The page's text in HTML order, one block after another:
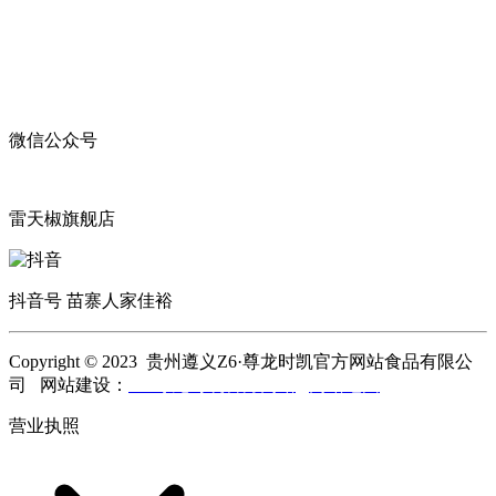
微信公众号
雷天椒旗舰店
抖音号 苗寨人家佳裕
Copyright © 2023 贵州遵义Z6·尊龙时凯官方网站食品有限公
司 网站建设：
营业执照